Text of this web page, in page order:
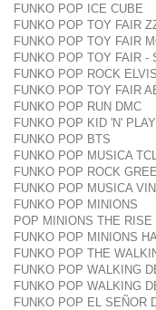
FUNKO POP ICE CUBE
FUNKO POP TOY FAIR
FUNKO POP TOY FAIR
FUNKO POP TOY FAIR -
FUNKO POP ROCK ELVIS
FUNKO POP TOY FAIR
FUNKO POP RUN DMC
FUNKO POP KID 'N' PLAY
FUNKO POP BTS
FUNKO POP MUSICA
FUNKO POP ROCK
FUNKO POP MUSICA
FUNKO POP MINIONS
POP MINIONS THE RISE
FUNKO POP MINIONS
FUNKO POP THE
FUNKO POP WALKING
FUNKO POP WALKING
FUNKO POP EL SEÑOR